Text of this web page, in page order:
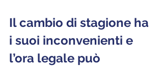
Il cambio di stagione ha
i suoi inconvenienti e
l’ora legale può